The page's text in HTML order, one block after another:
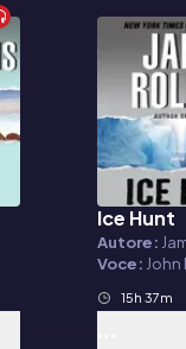
Audiolibro
Ice Hunt
Autore:
Voce:
15h 37m